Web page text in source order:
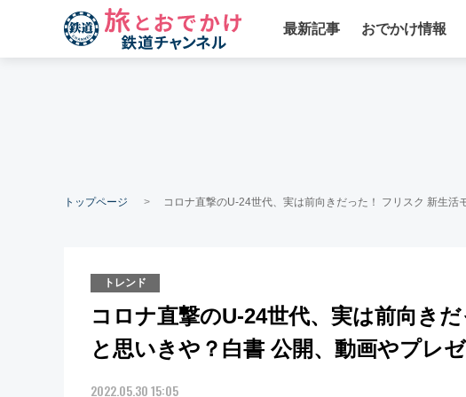
最新記事 おでかけ情報
トップページ コロナ直撃のU-24世代、実は前向きだった！ フリスク 新生
トレンド
コロナ直撃のU-24世代、実は前向き
と思いきや？白書 公開、動画やプレ
2022.05.30 15:05